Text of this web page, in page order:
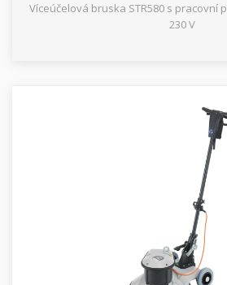
Víceúčelová bruska STR580 s pracovní
230 V